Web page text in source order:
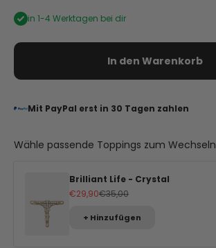
in 1-4 Werktagen bei dir
In den Warenkorb
Mit PayPal erst in 30 Tagen zahlen
Wähle passende Toppings zum Wechseln
Brilliant Life - Crystal
Angebot
€29,90Regulärer Preis
€35,00
+ Hinzufügen